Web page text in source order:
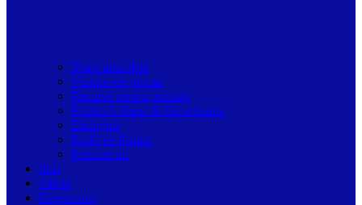
Toate articolele
Viziune de primar
Resurse pentru primarii
Politici Urbane & Guvernanta
Dialoguri
Profil de Primar
Podcast-uri
Stiri
Oferte
Despre noi